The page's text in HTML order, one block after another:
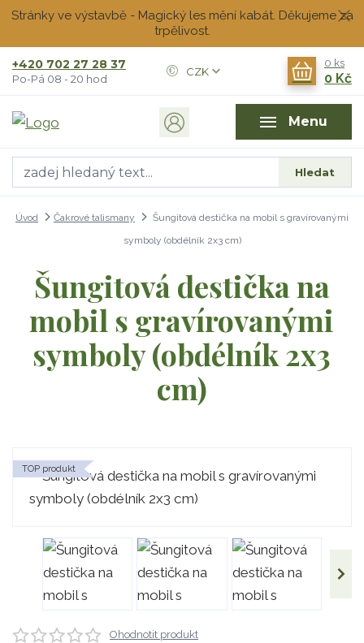
Stránky ve výstavbě - Magický les mění kabát. Děkujeme za
trpělivost.
Menu
CZK
Hledat
+420 702 27 28 37
Po-Pá 08 - 20 hod
0 ks
0 Kč
Úvod Čakrové talismany
Šungitová destička na mobil s gravírovanými
symboly (obdélník 2x3 cm)
Šungitová destička na
mobil s gravírovanými
symboly (obdélník 2x3
cm)
TOP produkt
Ohodnotit produkt